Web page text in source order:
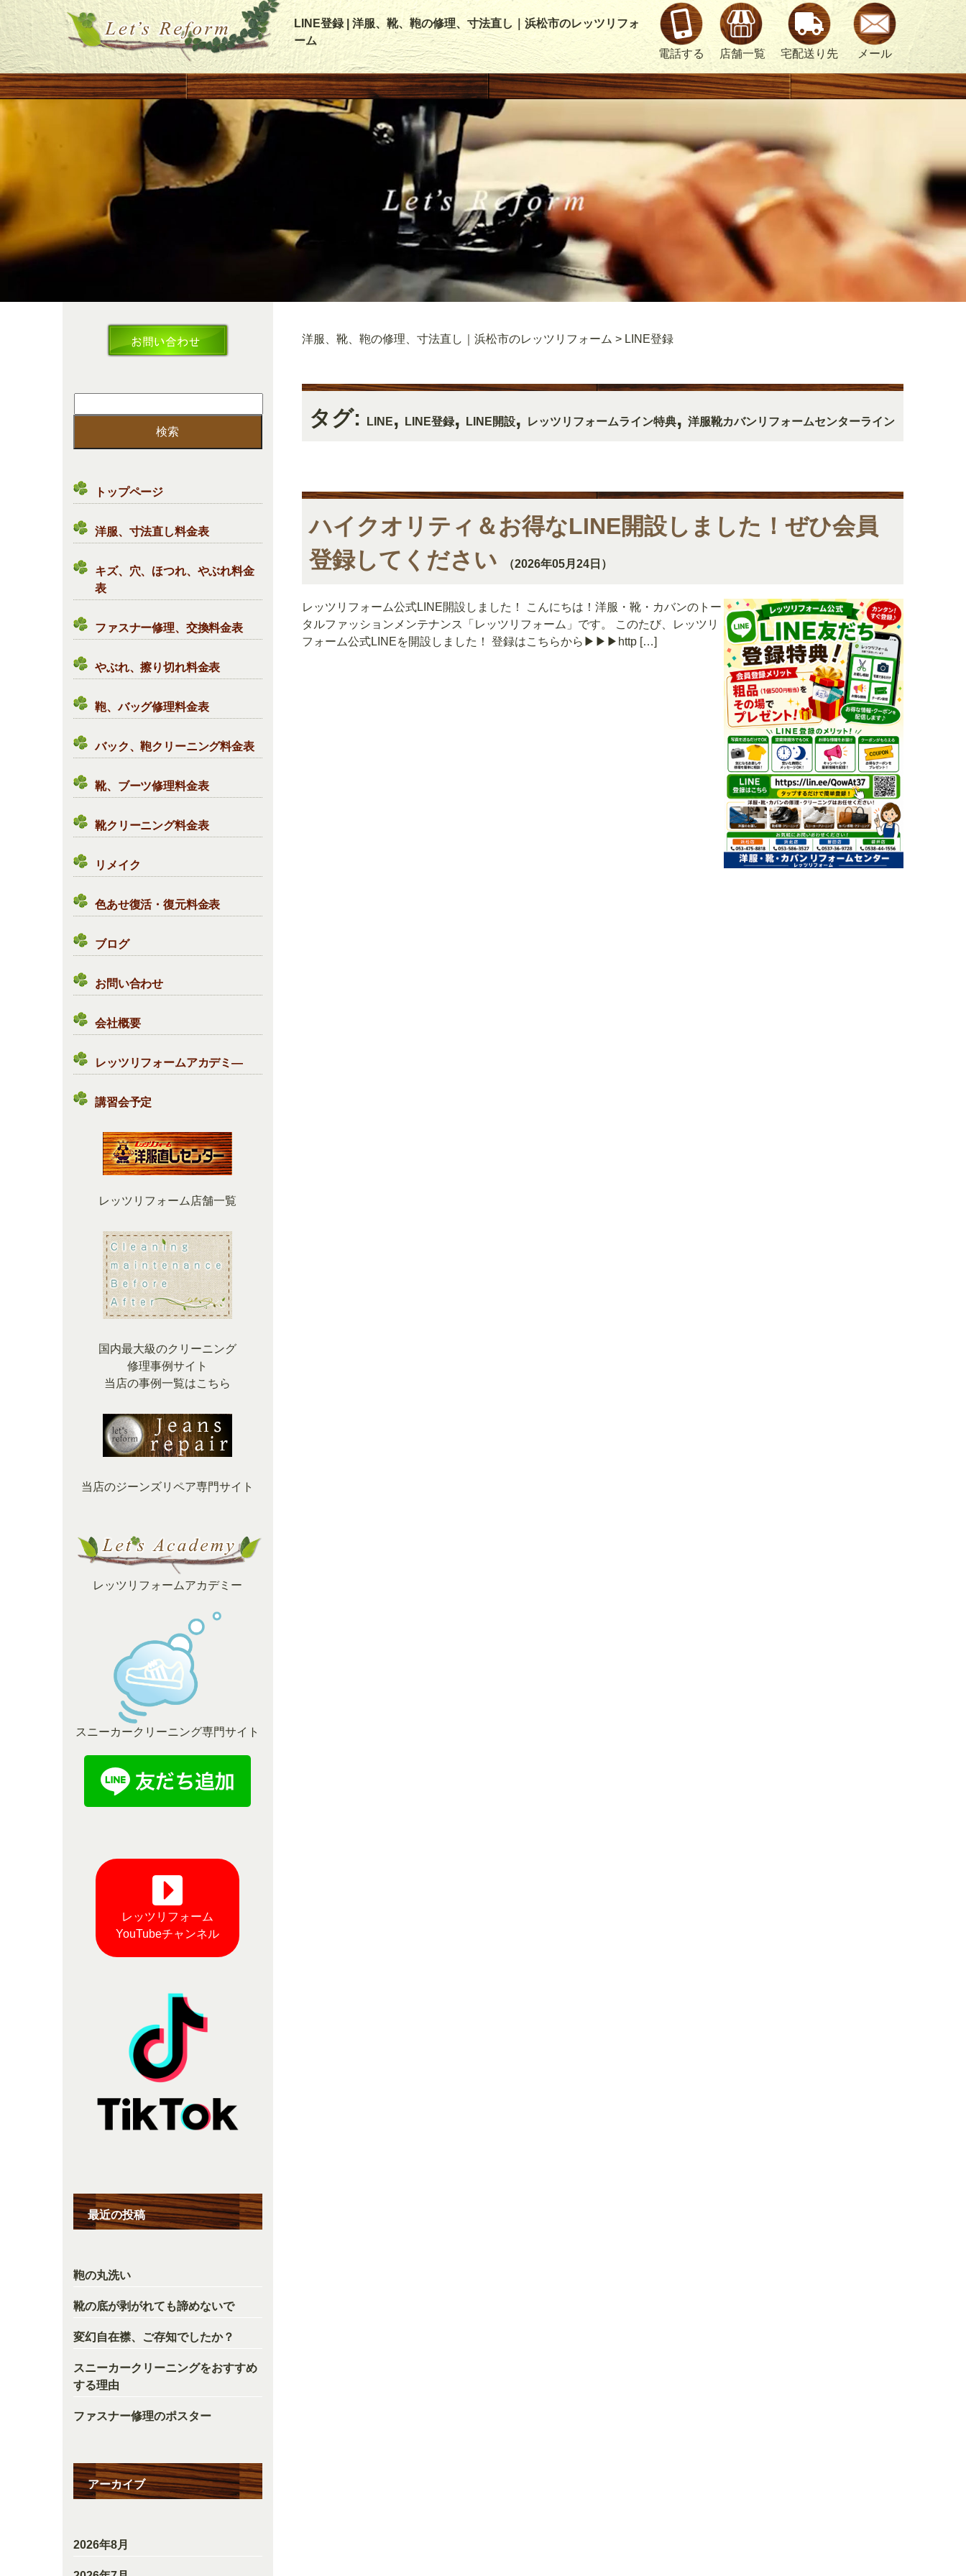
LINE登録 | 洋服、靴、鞄の修理、寸法直し｜浜松市のレッツリフォ
ーム
電話する
店舗一覧 宅配送り先 メール
索:
トップページ
洋服、寸法直し料金表
キズ、穴、ほつれ、やぶれ料金
表
ファスナー修理、交換料金表
やぶれ、擦り切れ料金表
鞄、バッグ修理料金表
バック、鞄クリーニング料金表
靴、ブーツ修理料金表
靴クリーニング料金表
リメイク
色あせ復活・復元料金表
ブログ
お問い合わせ
会社概要
レッツリフォームアカデミ―
講習会予定
レッツリフォーム店舗一覧
国内最大級のクリーニング
修理事例サイト
当店の事例一覧はこちら
当店のジーンズリペア専門サイト
レッツリフォームアカデミー
スニーカークリーニング専門サイト
レッツリフォーム
YouTubeチャンネル
最近の投稿
鞄の丸洗い
靴の底が剥がれても諦めないで
変幻自在襟、ご存知でしたか？
スニーカークリーニングをおすすめ
する理由
ファスナー修理のポスター
アーカイブ
2026年8月
洋服、靴、鞄の修理、寸法直し｜浜松市のレッツリフォーム > LINE登録
タグ: LINE, LINE登録, LINE開設, レッツリフォームライン特典, 洋服靴カバンリフォームセンターライン
ハイクオリティ＆お得なLINE開設しました！ぜひ会員
登録してください
（2026年05月24日）
レッツリフォーム公式LINE開設しました！ こんにちは！洋服・靴・カバンのトー
タルファッションメンテナンス「レッツリフォーム」です。 このたび、レッツリ
フォーム公式LINEを開設しました！ 登録はこちらから▶▶▶http […]